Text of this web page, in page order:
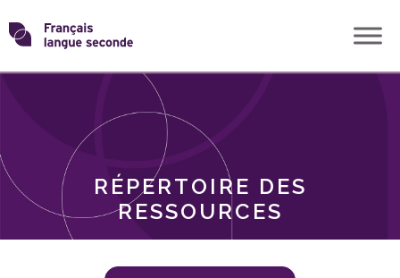
Skip
toTransformons
langue
RÉPERTOIRE DES
RESSOURCES
THÈMES